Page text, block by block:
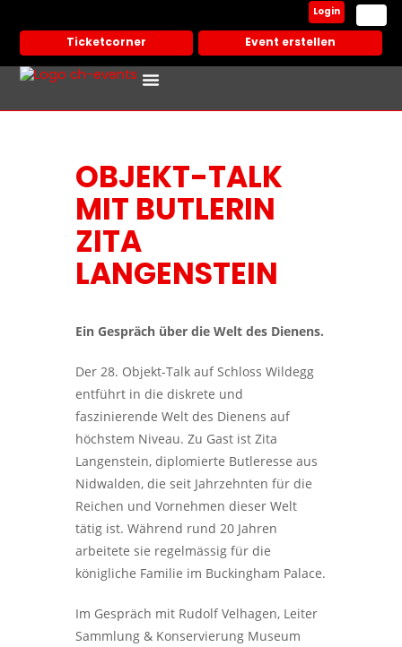
Ticketcorner Event erstellen
Login
OBJEKT-TALK
MIT BUTLERIN
ZITA
LANGENSTEIN
Ein Gespräch über die Welt des Dienens.
Der 28. Objekt-Talk auf Schloss Wildegg
entführt in die diskrete und
faszinierende Welt des Dienens auf
höchstem Niveau. Zu Gast ist Zita
Langenstein, diplomierte Butleresse aus
Nidwalden, die seit Jahrzehnten für die
Reichen und Vornehmen dieser Welt
tätig ist. Während rund 20 Jahren
arbeitete sie regelmässig für die
königliche Familie im Buckingham Palace.
Im Gespräch mit Rudolf Velhagen, Leiter
Sammlung & Konservierung Museum